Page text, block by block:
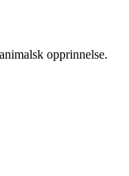
opprinnelse.